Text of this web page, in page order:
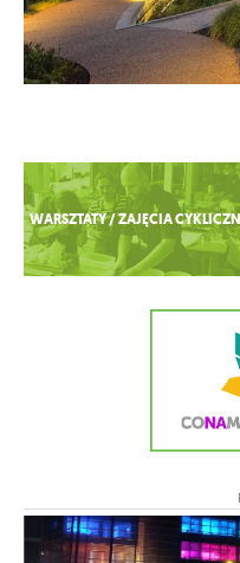
Zobacz więcej
WARSZTATY / ZAJĘCIA